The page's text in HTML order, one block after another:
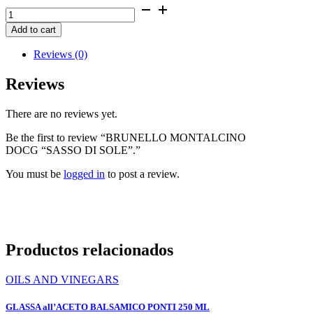
BRUNELLO
MONTALCINO
DOCG
quantity
Add to cart
Reviews (0)
Reviews
There are no reviews yet.
Be the first to review “BRUNELLO MONTALCINO
DOCG “SASSO DI SOLE”.”
You must be logged in to post a review.
Productos relacionados
OILS AND VINEGARS
GLASSA all’ACETO BALSAMICO PONTI 250 ML